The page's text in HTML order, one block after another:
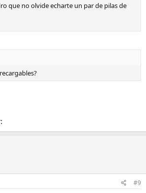
que no olvide echarte un par de pilas de
#9